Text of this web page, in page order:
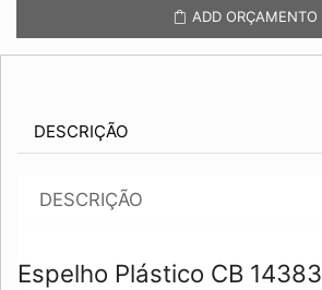
quantidade
ADD ORÇAMENTO
DESCRIÇÃO
DESCRIÇÃO
Espelho Plástico CB 14383